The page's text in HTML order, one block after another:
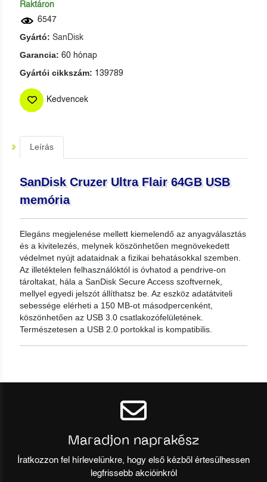
Raktáron
6547
Gyártó: SanDisk
Garancia: 60 hónap
Gyártói cikkszám: 139789
Kedvencek
Leírás
SanDisk Cruzer Ultra Flair 64GB USB
memória
Elegáns megjelenése mellett kiemelendő az anyagválasztás
és a kivitelezés, melynek köszönhetően megnövekedett
védelmet nyújt adataidnak a fizikai behatásokkal szemben.
Az illetéktelen felhasználóktól is óvhatod a pendrive-on
tároltakat, hála a SanDisk Secure Access szoftvernek,
mellyel egyedi jelszót állíthatsz be. Az eszköz adatátviteli
sebessége elérheti a 150 MB-ot másodpercenként,
köszönhetően az USB 3.0 csatlakozófelületének.
Természetesen a USB 2.0 portokkal is kompatibilis.
Maradjon naprakész
Íratkozzon fel hírlevelünkre, hogy első kézből értesülhessen
legfrissebb akcióinkról